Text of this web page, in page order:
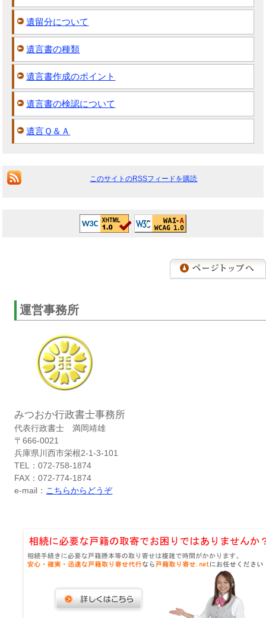
遺留分について
遺言書の種類
遺言書作成のポイント
遺言書の検認について
遺言Ｑ＆Ａ
このサイトのRSSフィードを購読
運営事務所
みつおか行政書士事務所
代表行政書士 満岡靖雄
〒666-0021
兵庫県川西市栄根2-1-3-101
TEL：072-758-1874
FAX：072-774-1874
e-mail： こちらからどうぞ